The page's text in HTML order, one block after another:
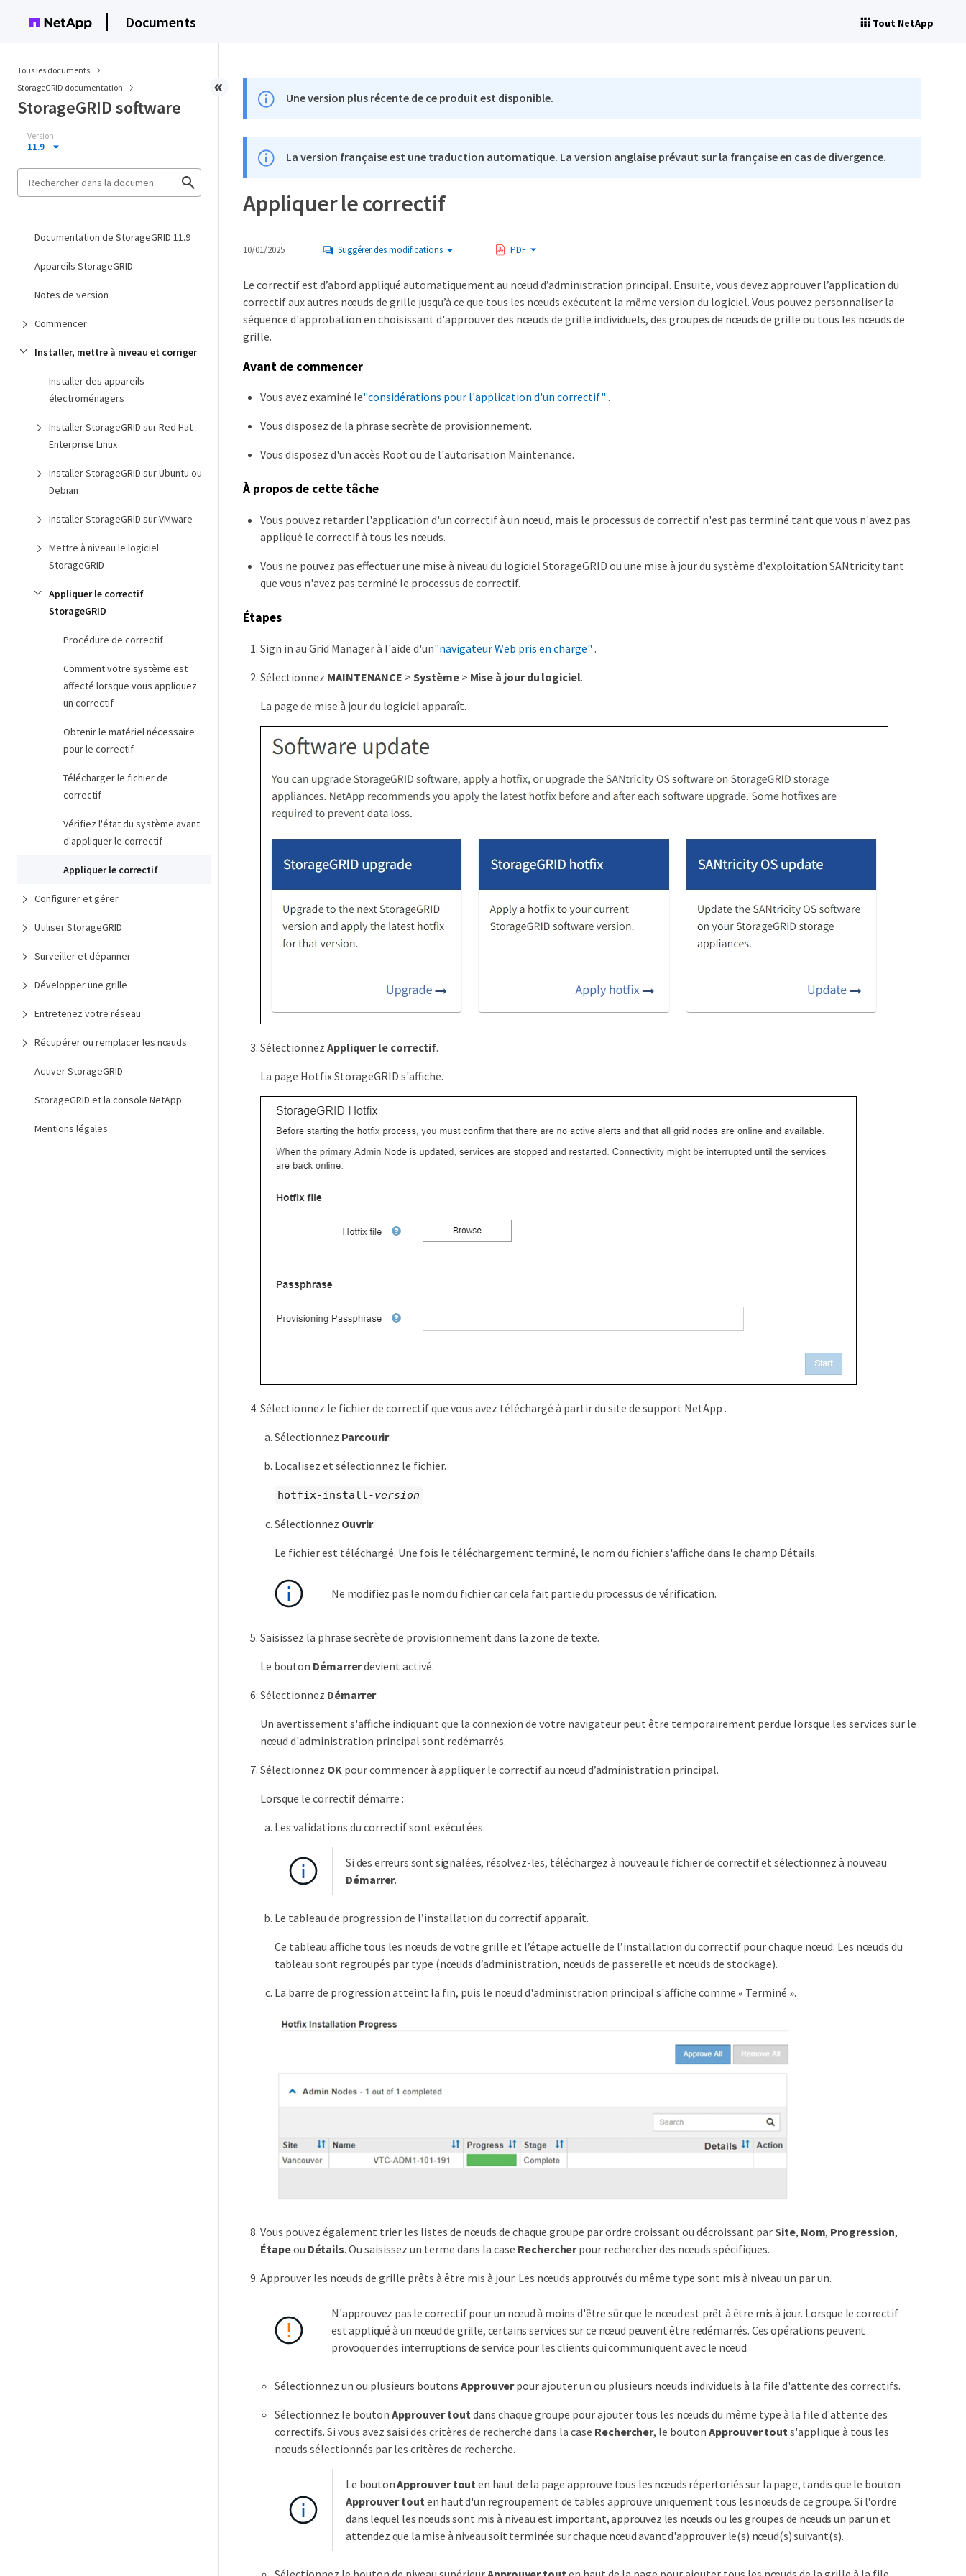
Documents Tout NetApp
Tous les documents
StorageGRID documentation
StorageGRID software
Version
11.9
Documentation de StorageGRID 11.9
Appareils StorageGRID
Notes de version
Commencer
Installer, mettre à niveau et corriger
Installer des appareils
électroménagers
Installer StorageGRID sur Red Hat
Enterprise Linux
Installer StorageGRID sur Ubuntu ou
Debian
Installer StorageGRID sur VMware
Mettre à niveau le logiciel
StorageGRID
Appliquer le correctif
StorageGRID
Procédure de correctif
Comment votre système est
affecté lorsque vous appliquez
un correctif
Obtenir le matériel nécessaire
pour le correctif
Télécharger le fichier de
correctif
Vérifiez l'état du système avant
d'appliquer le correctif
Appliquer le correctif
Configurer et gérer
Utiliser StorageGRID
Surveiller et dépanner
Développer une grille
Entretenez votre réseau
Récupérer ou remplacer les nœuds
Activer StorageGRID
StorageGRID et la console NetApp
Mentions légales
Une version plus récente de ce produit est disponible.
La version française est une traduction automatique. La version anglaise prévaut sur la française en cas de divergence.
Appliquer le correctif
10/01/2025 Suggérer des modifications PDF
Le correctif est d’abord appliqué automatiquement au nœud d’administration principal. Ensuite, vous devez approuver l’application du
correctif aux autres nœuds de grille jusqu’à ce que tous les nœuds exécutent la même version du logiciel. Vous pouvez personnaliser la
séquence d'approbation en choisissant d'approuver des nœuds de grille individuels, des groupes de nœuds de grille ou tous les nœuds de
grille.
Avant de commencer
Vous avez examiné le"considérations pour l'application d'un correctif" .
Vous disposez de la phrase secrète de provisionnement.
Vous disposez d'un accès Root ou de l'autorisation Maintenance.
À propos de cette tâche
Vous pouvez retarder l'application d'un correctif à un nœud, mais le processus de correctif n'est pas terminé tant que vous n'avez pas
appliqué le correctif à tous les nœuds.
Vous ne pouvez pas effectuer une mise à niveau du logiciel StorageGRID ou une mise à jour du système d'exploitation SANtricity tant
que vous n'avez pas terminé le processus de correctif.
Étapes
Sign in au Grid Manager à l'aide d'un"navigateur Web pris en charge" .
Sélectionnez MAINTENANCE >Système> Mise à jour du logiciel.
La page de mise à jour du logiciel apparaît.
Sélectionnez Appliquer le correctif.
La page Hotfix StorageGRID s'affiche.
Sélectionnez le fichier de correctif que vous avez téléchargé à partir du site de support NetApp .
Sélectionnez Parcourir.
Localisez et sélectionnez le fichier.
hotfix-install-version
Sélectionnez Ouvrir.
Le fichier est téléchargé. Une fois le téléchargement terminé, le nom du fichier s'affiche dans le champ Détails.
Ne modifiez pas le nom du fichier car cela fait partie du processus de vérification.
Saisissez la phrase secrète de provisionnement dans la zone de texte.
Le bouton Démarrerdevient activé.
Sélectionnez Démarrer.
Un avertissement s'affiche indiquant que la connexion de votre navigateur peut être temporairement perdue lorsque les services sur le
nœud d'administration principal sont redémarrés.
Sélectionnez OKpour commencer à appliquer le correctif au nœud d’administration principal.
Lorsque le correctif démarre :
Les validations du correctif sont exécutées.
Si des erreurs sont signalées, résolvez-les, téléchargez à nouveau le fichier de correctif et sélectionnez à nouveau
Démarrer.
Le tableau de progression de l’installation du correctif apparaît.
Ce tableau affiche tous les nœuds de votre grille et l’étape actuelle de l’installation du correctif pour chaque nœud. Les nœuds du
tableau sont regroupés par type (nœuds d’administration, nœuds de passerelle et nœuds de stockage).
La barre de progression atteint la fin, puis le nœud d'administration principal s'affiche comme « Terminé ».
Vous pouvez également trier les listes de nœuds de chaque groupe par ordre croissant ou décroissant parSite, Nom, Progression,
Étapeou Détails. Ou saisissez un terme dans la case Rechercherpour rechercher des nœuds spécifiques.
Approuver les nœuds de grille prêts à être mis à jour. Les nœuds approuvés du même type sont mis à niveau un par un.
N'approuvez pas le correctif pour un nœud à moins d'être sûr que le nœud est prêt à être mis à jour. Lorsque le correctif
est appliqué à un nœud de grille, certains services sur ce nœud peuvent être redémarrés. Ces opérations peuvent
provoquer des interruptions de service pour les clients qui communiquent avec le nœud.
Sélectionnez un ou plusieurs boutons Approuverpour ajouter un ou plusieurs nœuds individuels à la file d'attente des correctifs.
Sélectionnez le bouton Approuver toutdans chaque groupe pour ajouter tous les nœuds du même type à la file d'attente des
correctifs. Si vous avez saisi des critères de recherche dans la case Rechercher, le boutonApprouver touts'applique à tous les
nœuds sélectionnés par les critères de recherche.
Le boutonApprouver touten haut de la page approuve tous les nœuds répertoriés sur la page, tandis que le bouton
Approuver touten haut d'un regroupement de tables approuve uniquement tous les nœuds de ce groupe. Si l'ordre
dans lequel les nœuds sont mis à niveau est important, approuvez les nœuds ou les groupes de nœuds un par un et
attendez que la mise à niveau soit terminée sur chaque nœud avant d'approuver le(s) nœud(s) suivant(s).